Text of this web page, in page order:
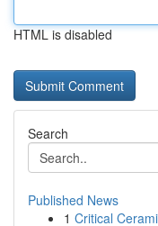
HTML is disabled
Search
Published News
1 Critical